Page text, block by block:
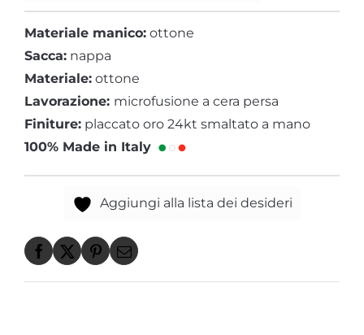
Materiale manico: ottone
Sacca: nappa
Materiale: ottone
Lavorazione: microfusione a cera persa
Finiture: placcato oro 24kt smaltato a mano
100% Made in Italy
Aggiungi alla lista dei desideri